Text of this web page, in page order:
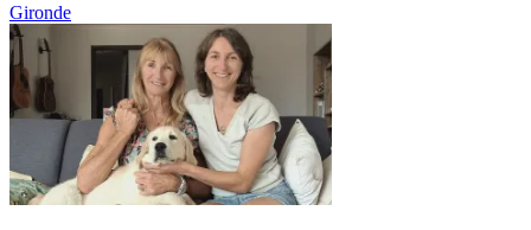
Gironde